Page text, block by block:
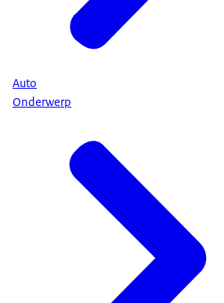
Auto
Onderwerp